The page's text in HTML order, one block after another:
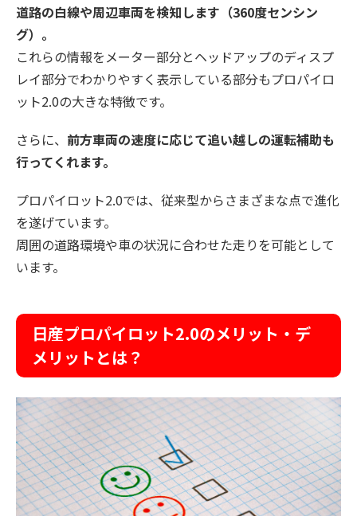
道路の白線や周辺車両を検知します（360度センシン
グ）。
これらの情報をメーター部分とヘッドアップのディスプ
レイ部分でわかりやすく表示している部分もプロパイロ
ット2.0の大きな特徴です。
さらに、 前方車両の速度に応じて追い越しの運転補助も
行ってくれます。
プロパイロット2.0では、従来型からさまざまな点で進化
を遂げています。
周囲の道路環境や車の状況に合わせた走りを可能として
います。
日産プロパイロット2.0のメリット・デ
メリットとは？